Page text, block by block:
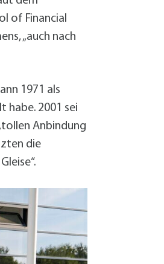
of Financial
„auch nach
1971 als
habe. 2001 sei
Anbindung
die